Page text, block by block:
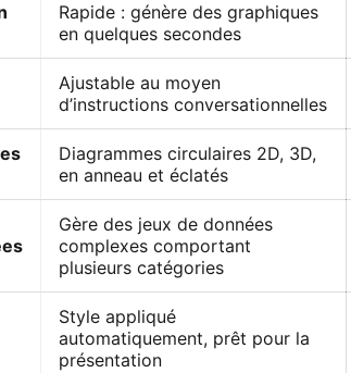
Rapide : génère des graphiques
en quelques secondes
Ajustable au moyen
d’instructions conversationnelles
Diagrammes circulaires 2D, 3D,
en anneau et éclatés
Gère des jeux de données
complexes comportant
plusieurs catégories
Style appliqué
automatiquement, prêt pour la
présentation